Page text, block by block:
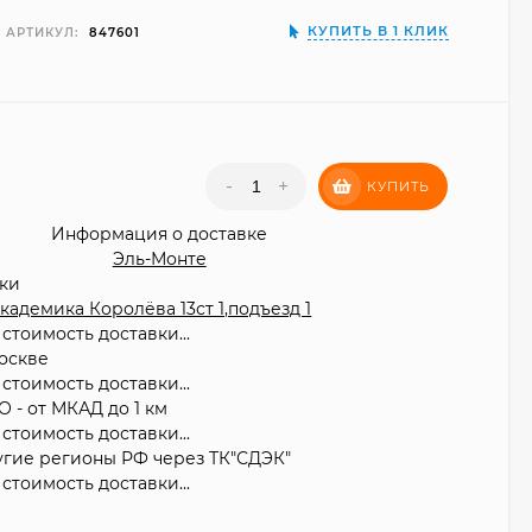
АРТИКУЛ: 847601 КУПИТЬ В 1 КЛИК
- + КУПИТЬ
Информация о доставке
Эль-Монте
Королёва 13ст 1,подъезд 1
доставки...
доставки...
- от МКАД до 1 км
доставки...
регионы РФ через ТК"СДЭК"
доставки...